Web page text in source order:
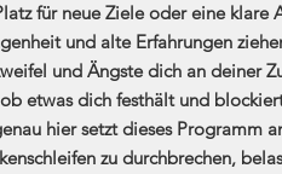
für neue Ziele oder eine klare
und alte Erfahrungen
und Ängste dich an deiner
etwas dich festhält und
hier setzt dieses Programm
zu durchbrechen,